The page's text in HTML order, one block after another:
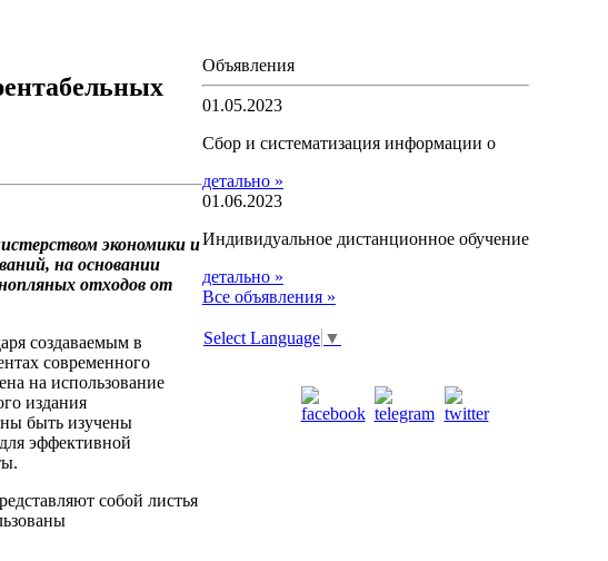
экономики и
на основании
отходов от
создаваемым в
современного
на использование
издания
быть изучены
эффективной
собой листья
Объявления
01.05.2023
Сбор и систематизация информации о
детально »
01.06.2023
Индивидуальное дистанционное обучение
детально »
Все объявления »
Select Language ▼